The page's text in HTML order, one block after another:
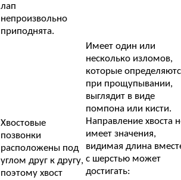
лап
непроизвольно
приподнята.
Хвостовые
позвонки
расположены под
углом друг к другу,
поэтому хвост
Имеет один или
несколько изломов,
которые
при прощупывании,
выглядит в виде
помпона или кисти.
Направление хвоста
имеет значения,
видимая длина
с шерстью может
достигать: